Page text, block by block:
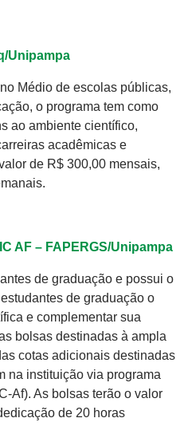
Unipampa
Médio de escolas públicas,
o programa tem como
ao ambiente científico,
acadêmicas e
de R$ 300,00 mensais,
AF – FAPERGS/Unipampa
de graduação e possui o
de graduação o
e complementar sua
bolsas destinadas à ampla
cotas adicionais destinadas
na instituição via programa
Af). As bolsas terão o valor
de 20 horas